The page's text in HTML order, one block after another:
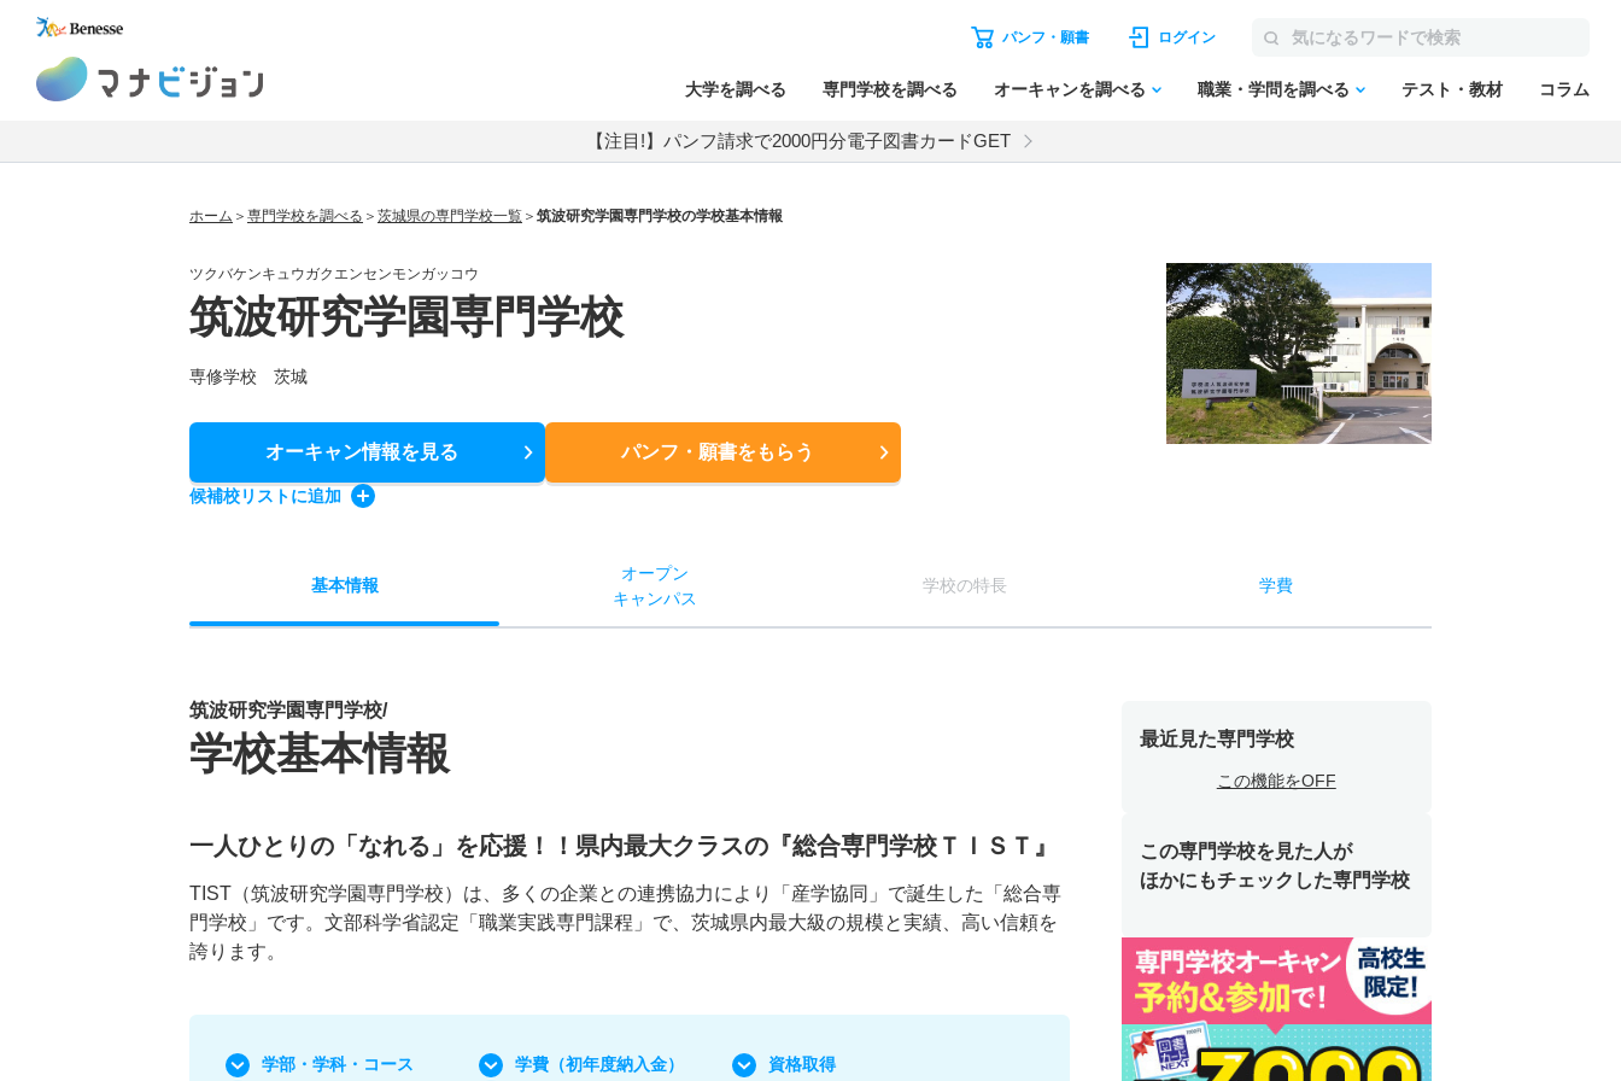
パンフ・願書 ログイン
大学を調べる 専門学校を調べる オーキャンを調べる 職業・学問を調べる テスト・教材 コラム
【注目!】パンフ請求で2000円分電子図書カードGET
ホーム 専門学校を調べる 茨城県の専門学校一覧 筑波研究学園専門学校の学校基本情報
ツクバケンキュウガクエンセンモンガッコウ
筑波研究学園専門学校
専修学校 茨城
オーキャン情報を見る パンフ・願書をもらう
候補校リストに追加
基本情報
オープン
キャンパス
学校の特長 学費
筑波研究学園専門学校/
学校基本情報
一人ひとりの「なれる」を応援！！県内最大クラスの『総合専門学校ＴＩＳＴ』
TIST（筑波研究学園専門学校）は、多くの企業との連携協力により「産学協同」で誕生した「総合専
門学校」です。文部科学省認定「職業実践専門課程」で、茨城県内最大級の規模と実績、高い信頼を
誇ります。
学部・学科 ・コース 学費 （初年度納入金）
資格取得
最近見た専門学校
この機能をOFF
この専門学校を見た人が
ほかにもチェックした専門学校